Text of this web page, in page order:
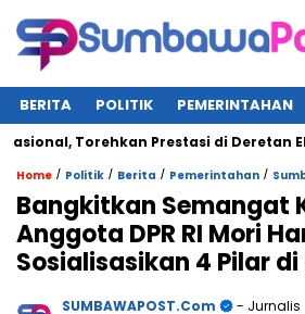
BERITA POLITIK PEMERINTAHAN
Torehkan Prestasi di Deretan Elit
Home / Politik / Berita / Pemerintahan /
Bangkitkan Semangat
Anggota DPR RI Mori
Sosialisasikan 4 Pilar
SUMBAWAPOST.com
- Jurnalis